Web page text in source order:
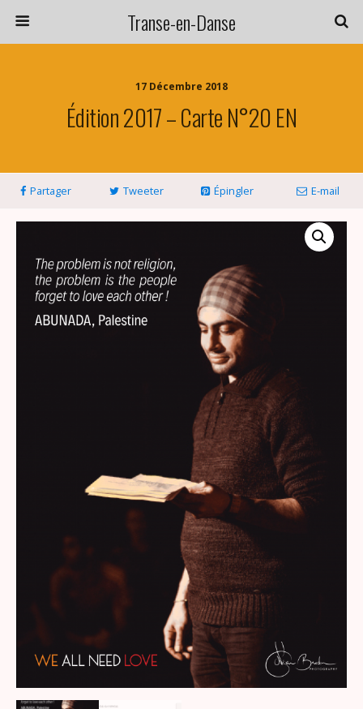
Transe-en-Danse
17 Décembre 2018
Édition 2017 – Carte N°20 EN
Partager Tweeter Épingler E-mail